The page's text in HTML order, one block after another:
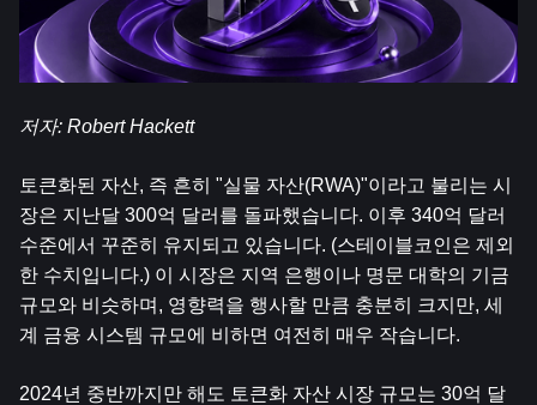
저자: Robert Hackett
토큰화된 자산, 즉 흔히 "실물 자산(RWA)"이라고 불리는 시
장은 지난달 300억 달러를 돌파했습니다. 이후 340억 달러
수준에서 꾸준히 유지되고 있습니다. (스테이블코인은 제외
한 수치입니다.) 이 시장은 지역 은행이나 명문 대학의 기금
규모와 비슷하며, 영향력을 행사할 만큼 충분히 크지만, 세
계 금융 시스템 규모에 비하면 여전히 매우 작습니다.
2024년 중반까지만 해도 토큰화 자산 시장 규모는 30억 달